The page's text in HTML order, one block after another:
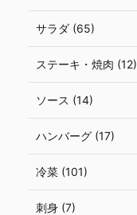
サラダ (65)
ステーキ・焼肉 (12)
ソース (14)
ハンバーグ (17)
冷菜 (101)
刺身 (7)